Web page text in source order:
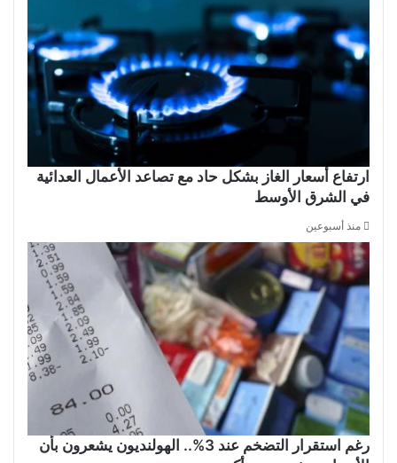
ارتفاع أسعار الغاز بشكل حاد مع تصاعد الأعمال العدائية
في الشرق الأوسط
منذ أسبوعين
رغم استقرار التضخم عند 3%.. الهولنديون يشعرون بأن